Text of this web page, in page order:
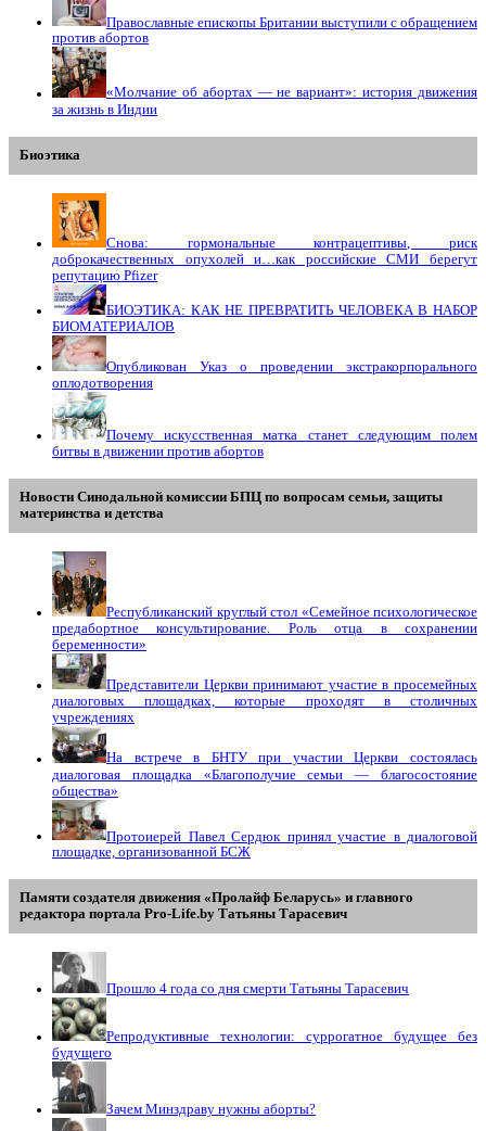
Православные епископы Британии выступили с обращением
против абортов
«Молчание об абортах — не вариант»: история движения
за жизнь в Индии
Биоэтика
Снова: гормональные контрацептивы, риск
доброкачественных опухолей и…как российские СМИ берегут
репутацию Pfizer
БИОЭТИКА: КАК НЕ ПРЕВРАТИТЬ ЧЕЛОВЕКА В НАБОР
БИОМАТЕРИАЛОВ
Опубликован Указ о проведении экстракорпорального
оплодотворения
Почему искусственная матка станет следующим полем
битвы в движении против абортов
Новости Синодальной комиссии БПЦ по вопросам семьи, защиты
материнства и детства
Республиканский круглый стол «Семейное психологическое
предабортное консультирование. Роль отца в сохранении
беременности»
Представители Церкви принимают участие в просемейных
диалоговых площадках, которые проходят в столичных
учреждениях
На встрече в БНТУ при участии Церкви состоялась
диалоговая площадка «Благополучие семьи — благосостояние
общества»
Протоиерей Павел Сердюк принял участие в диалоговой
площадке, организованной БСЖ
Памяти создателя движения «Пролайф Беларусь» и главного
редактора портала Pro-Life.by Tатьяны Tарасевич
Прошло 4 года со дня смерти Татьяны Тарасевич
Репродуктивные технологии: суррогатное будущее без
будущего
Зачем Минздраву нужны аборты?